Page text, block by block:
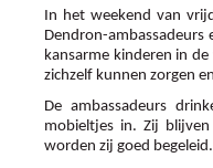
In het weekend van
Dendron-
kansarme kinderen in
zichzelf kunnen zorgen
De ambassadeurs
mobieltjes in. Zij
worden zij goed begeleid.